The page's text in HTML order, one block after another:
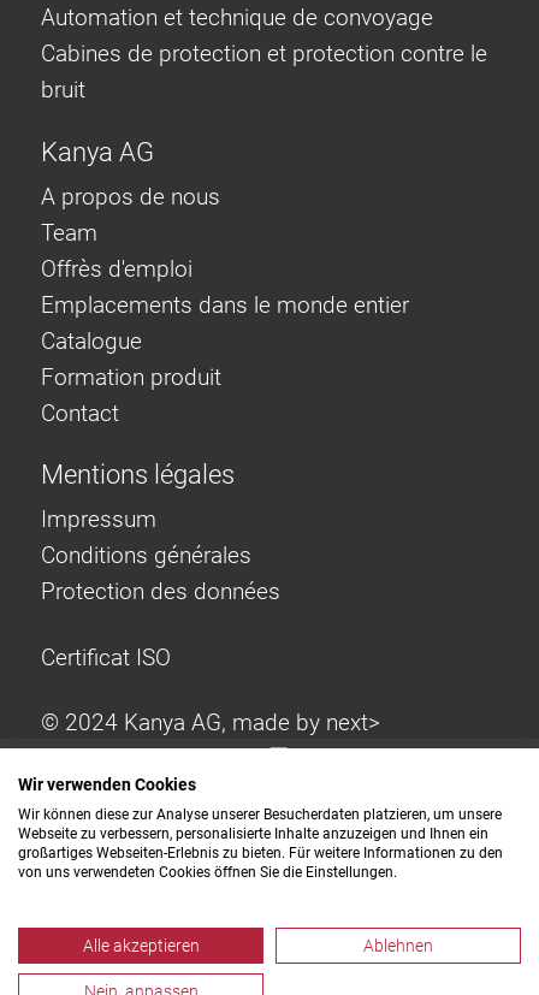
Automation et technique de convoyage
Cabines de protection et protection contre le
bruit
Kanya AG
A propos de nous
Team
Offrès d'emploi
Emplacements dans le monde entier
Catalogue
Formation produit
Contact
Mentions légales
Impressum
Conditions générales
Protection des données
Certificat ISO
© 2024 Kanya AG, made by next>
Wir verwenden Cookies
Wir können diese zur Analyse unserer Besucherdaten platzieren, um unsere
Webseite zu verbessern, personalisierte Inhalte anzuzeigen und Ihnen ein
großartiges Webseiten-Erlebnis zu bieten. Für weitere Informationen zu den
von uns verwendeten Cookies öffnen Sie die Einstellungen.
Alle akzeptieren Ablehnen